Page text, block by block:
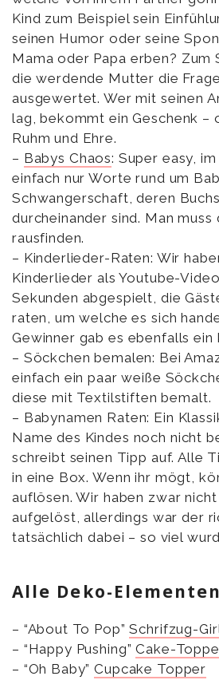
Kind zum Beispiel sein
seinen Humor oder seine
Mama oder Papa erben? Zum
die werdende Mutter die
ausgewertet. Wer mit seinen
lag, bekommt ein Geschenk –
Ruhm und Ehre.
– Babys Chaos: Super easy,
einfach nur Worte rund um
Schwangerschaft, deren
durcheinander sind. Man
rausfinden.
– Kinderlieder-Raten: Wir
Kinderlieder als Youtube-
Sekunden abgespielt, die
raten, um welche es sich
Gewinner gab es ebenfalls ein
– Söckchen bemalen: Bei
einfach ein paar weiße
diese mit Textilstiften bemalt.
– Babynamen Raten: Ein
Name des Kindes noch nicht
schreibt seinen Tipp auf. Alle
in eine Box. Wenn ihr mögt,
auflösen. Wir haben zwar
aufgelöst, allerdings war der
tatsächlich dabei – so viel
Alle Deko-
– “About To Pop”Schrifzug-
– “Happy Pushing”Cake-
– “Oh Baby”Cupcake Topper